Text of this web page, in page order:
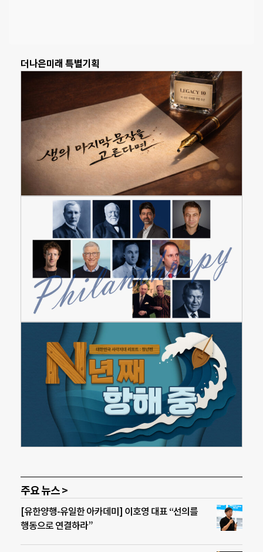
더나은미래 특별기획
주요 뉴스 >
[유한양행-유일한 아카데미] 이호영 대표 “선의를
행동으로 연결하라”